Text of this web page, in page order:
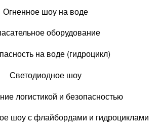
Огненное шоу на воде
оборудование
на воде (гидроцикл)
Светодиодное шоу
логистикой и безопасностью
шоу с флайбордами и гидроциклами